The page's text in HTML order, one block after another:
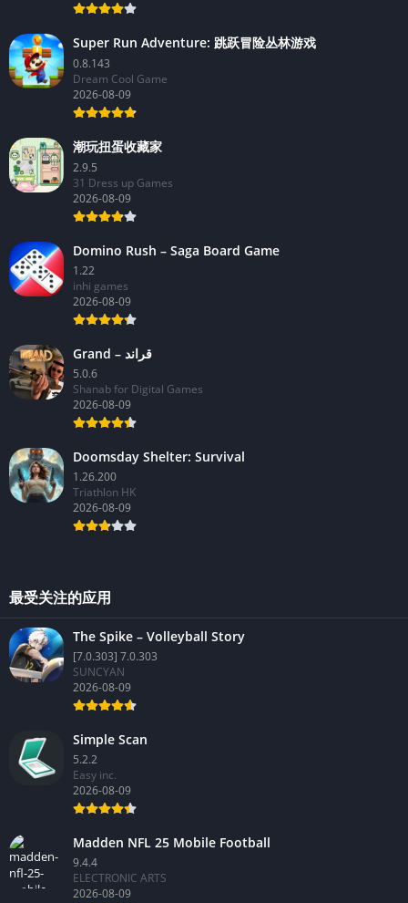
Super Run Adventure: 跳跃冒险丛林游戏
0.8.143
Dream Cool Game
2026-08-09
潮玩扭蛋收藏家
2.9.5
31 Dress up Games
2026-08-09
Domino Rush – Saga Board Game
1.22
inhi games
2026-08-09
Grand – قراند
5.0.6
Shanab for Digital Games
2026-08-09
Doomsday Shelter: Survival
1.26.200
Triathlon HK
2026-08-09
最受关注的应用
The Spike – Volleyball Story
[7.0.303] 7.0.303
SUNCYAN
2026-08-09
Simple Scan
5.2.2
Easy inc.
2026-08-09
Madden NFL 25 Mobile Football
9.4.4
ELECTRONIC ARTS
2026-08-09